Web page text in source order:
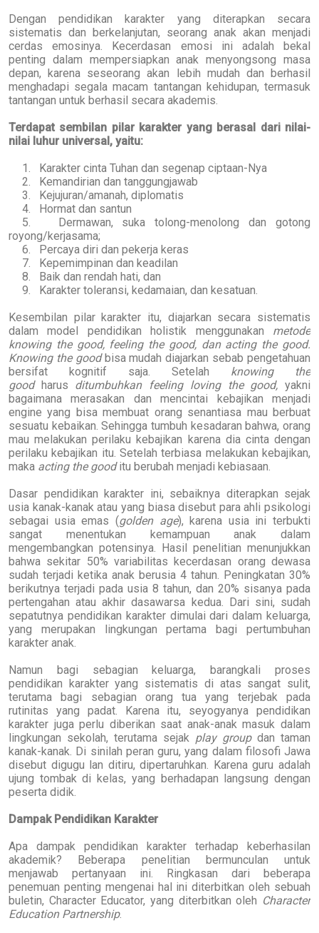
Dengan pendidikan karakter yang diterapkan secara
sistematis dan berkelanjutan, seorang anak akan menjadi
cerdas emosinya. Kecerdasan emosi ini adalah bekal
penting dalam mempersiapkan anak menyongsong masa
depan, karena seseorang akan lebih mudah dan berhasil
menghadapi segala macam tantangan kehidupan, termasuk
tantangan untuk berhasil secara akademis.
Terdapat sembilan pilar karakter yang berasal dari nilai-
nilai luhur universal, yaitu:
1.
Karakter cinta Tuhan dan segenap ciptaan-Nya
2.
Kemandirian dan tanggungjawab
3.
Kejujuran/amanah, diplomatis
4.
Hormat dan santun
5.
Dermawan, suka tolong-menolong dan gotong
royong/kerjasama;
6.
Percaya diri dan pekerja keras
7.
Kepemimpinan dan keadilan
8.
Baik dan rendah hati, dan
9.
Karakter toleransi, kedamaian, dan kesatuan.
Kesembilan pilar karakter itu, diajarkan secara sistematis
dalam model pendidikan holistik menggunakan metode
knowing the good, feeling the good, dan acting the good.
Knowing the goodbisa mudah diajarkan sebab pengetahuan
bersifat kognitif saja. Setelah knowing the
goodharus ditumbuhkan feeling loving the good, yakni
bagaimana merasakan dan mencintai kebajikan menjadi
engine yang bisa membuat orang senantiasa mau berbuat
sesuatu kebaikan. Sehingga tumbuh kesadaran bahwa, orang
mau melakukan perilaku kebajikan karena dia cinta dengan
perilaku kebajikan itu. Setelah terbiasa melakukan kebajikan,
maka acting the gooditu berubah menjadi kebiasaan.
Dasar pendidikan karakter ini, sebaiknya diterapkan sejak
usia kanak-kanak atau yang biasa disebut para ahli psikologi
sebagai usia emas (golden age), karena usia ini terbukti
sangat menentukan kemampuan anak dalam
mengembangkan potensinya. Hasil penelitian menunjukkan
bahwa sekitar 50% variabilitas kecerdasan orang dewasa
sudah terjadi ketika anak berusia 4 tahun. Peningkatan 30%
berikutnya terjadi pada usia 8 tahun, dan 20% sisanya pada
pertengahan atau akhir dasawarsa kedua. Dari sini, sudah
sepatutnya pendidikan karakter dimulai dari dalam keluarga,
yang merupakan lingkungan pertama bagi pertumbuhan
karakter anak.
Namun bagi sebagian keluarga, barangkali proses
pendidikan karakter yang sistematis di atas sangat sulit,
terutama bagi sebagian orang tua yang terjebak pada
rutinitas yang padat. Karena itu, seyogyanya pendidikan
karakter juga perlu diberikan saat anak-anak masuk dalam
lingkungan sekolah, terutama sejak play groupdan taman
kanak-kanak. Di sinilah peran guru, yang dalam filosofi Jawa
disebut digugu lan ditiru, dipertaruhkan. Karena guru adalah
ujung tombak di kelas, yang berhadapan langsung dengan
peserta didik.
Dampak Pendidikan Karakter
Apa dampak pendidikan karakter terhadap keberhasilan
akademik? Beberapa penelitian bermunculan untuk
menjawab pertanyaan ini. Ringkasan dari beberapa
penemuan penting mengenai hal ini diterbitkan oleh sebuah
buletin, Character Educator, yang diterbitkan oleh Character
Education Partnership.